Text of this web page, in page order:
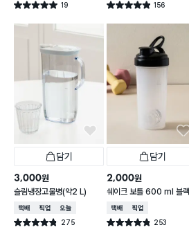
별점 5.0점 19
건 작성 별점 4.9점 156
건 작성
담기
3,000원
슬림냉장고물병(약2 L)
택배배송매장픽업오늘배송
별점 4.8점 275
건 작성
담기
2,000원
쉐이크 보틀 600 ml 블랙
택배배송매장픽업
별점 4.8점 253
건 작성